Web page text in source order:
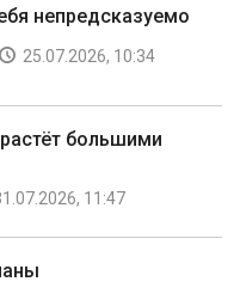
непредсказуемо
25.07.2026, 10:34
большими
11:47